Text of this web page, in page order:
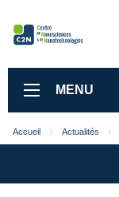
MENU
Accueil Actualités